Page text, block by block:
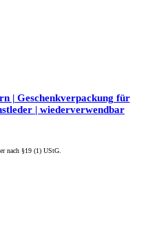
| Geschenkverpackung für
| wiederverwendbar
nach §19 (1) UStG.